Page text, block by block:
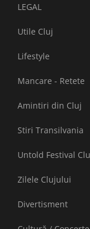
LEGAL
Utile Cluj
Lifestyle
Mancare - Retete
Amintiri din Cluj
Stiri Transilvania
Untold Festival
Zilele Clujului
Divertisment